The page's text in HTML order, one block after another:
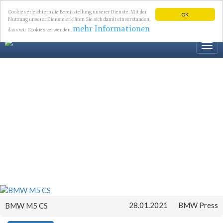
OK
Cookies erleichtern die Bereitstellung unserer Dienste. Mit der
Nutzung unserer Dienste erklären Sie sich damit einverstanden,
dass wir Cookies verwenden.mehr Informationen
BMW M5 CS 28.01.2021 BMW Press